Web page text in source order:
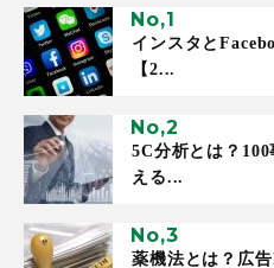
インスタと
【2...
5C分析とは？
える...
薬機法とは？広